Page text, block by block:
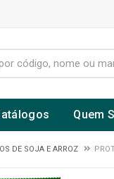
Quem
DE SOJA E ARROZ